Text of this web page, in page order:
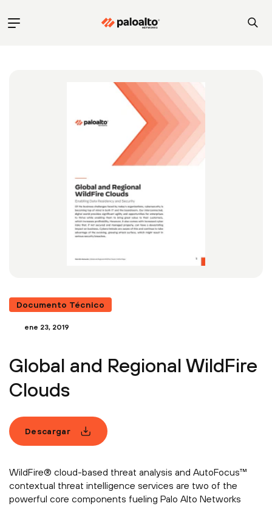
Documento Técnico
ene 23, 2019
Global and Regional WildFire
Clouds
Descargar
WildFire® cloud-based threat analysis and AutoFocus™
contextual threat intelligence services are two of the
powerful core components fueling Palo Alto Networks